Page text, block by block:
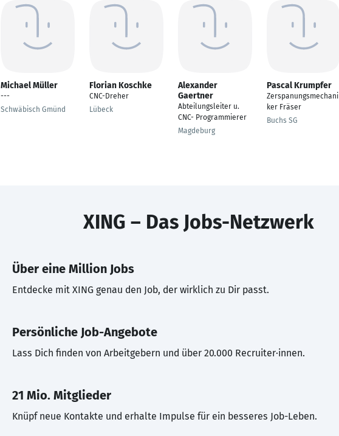
Michael Müller
---
Schwäbisch Gmünd
Florian Koschke
CNC-Dreher
Lübeck
Alexander
Gaertner
Abteilungsleiter u.
CNC- Programmierer
Magdeburg
Pascal Krumpfer
Zerspanungsmechani
ker Fräser
Buchs SG
XING – Das Jobs-Netzwerk
Über eine Million Jobs
Entdecke mit XING genau den Job, der wirklich zu Dir passt.
Persönliche Job-Angebote
Lass Dich finden von Arbeitgebern und über 20.000 Recruiter·innen.
21 Mio. Mitglieder
Knüpf neue Kontakte und erhalte Impulse für ein besseres Job-Leben.